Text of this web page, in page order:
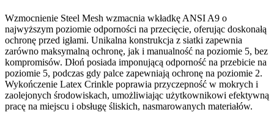
Wzmocnienie Steel Mesh wzmacnia wkładkę ANSI A9 o
najwyższym poziomie odporności na przecięcie, oferując doskonałą
ochronę przed igłami. Unikalna konstrukcja z siatki zapewnia
zarówno maksymalną ochronę, jak i manualność na poziomie 5, bez
kompromisów. Dłoń posiada imponującą odporność na przebicie na
poziomie 5, podczas gdy palce zapewniają ochronę na poziomie 2.
Wykończenie Latex Crinkle poprawia przyczepność w mokrych i
zaolejonych środowiskach, umożliwiając użytkownikowi efektywną
pracę na miejscu i obsługę śliskich, nasmarowanych materiałów.